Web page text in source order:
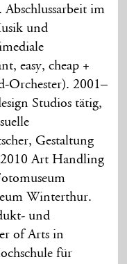
im
und
easy, cheap +
Orchester). 2001–
Studios tätig,
Gestaltung
Art Handling
Winterthur.
und
of Arts in
für